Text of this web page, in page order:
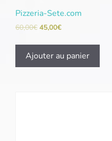
Pizzeria-Sete.com
60,00€ 45,00€
Ajouter au panier